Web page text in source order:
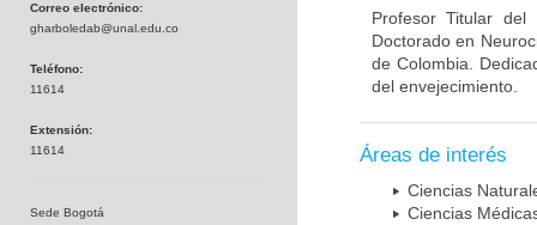
Correo electrónico:
gharboledab@unal.edu.co
Teléfono:
11614
Extensión:
11614
Sede Bogotá
Profesor Titular
Doctorado en
de Colombia.
del envejecimiento.
Áreas de interés
Ciencias
Ciencias